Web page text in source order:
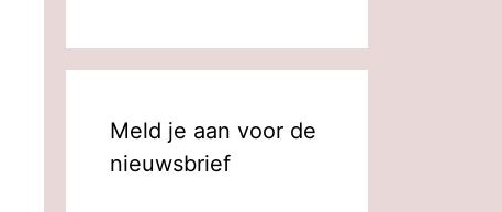
Meld je aan voor de
nieuwsbrief